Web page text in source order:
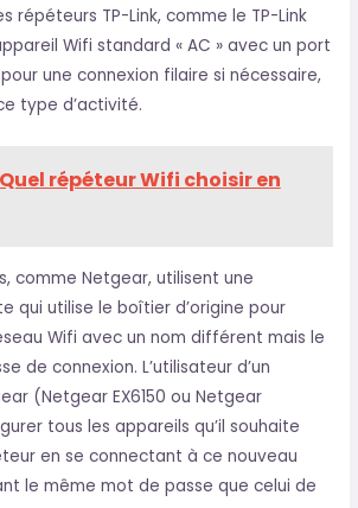
répéteurs TP-Link, comme le TP-Link
Wifi standard « AC » avec un port
une connexion filaire si nécessaire,
type d’activité.
Quel répéteur Wifi choisir en
comme Netgear, utilisent une
qui utilise le boîtier d’origine pour
Wifi avec un nom différent mais le
de connexion. L’utilisateur d’un
(Netgear EX6150 ou Netgear
tous les appareils qu’il souhaite
en se connectant à ce nouveau
le même mot de passe que celui de